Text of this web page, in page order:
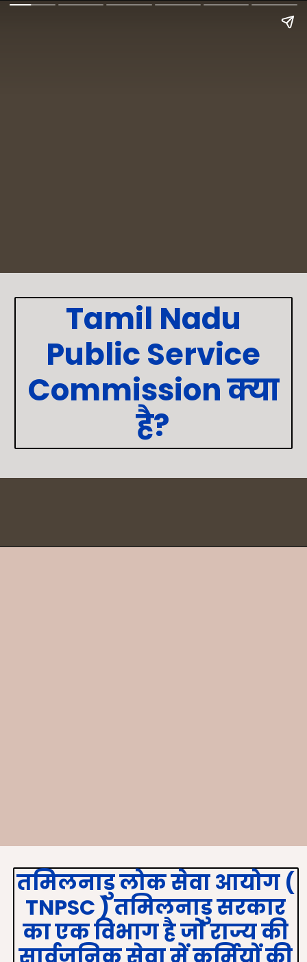
Tamil Nadu
Public Service
Commission क्या
है?
तमिलनाडुलोक सेवा आयोग (
TNPSC )तमिलनाडु सरकार
का एक विभाग है जो राज्य की